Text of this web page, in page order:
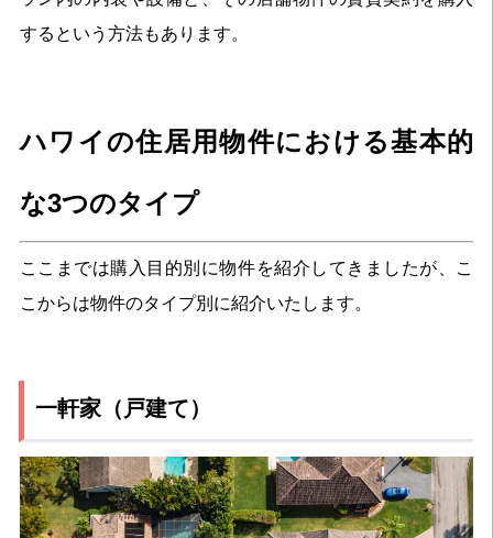
するという方法もあります。
ハワイの住居用物件における基本的
な3つのタイプ
ここまでは購入目的別に物件を紹介してきましたが、こ
こからは物件のタイプ別に紹介いたします。
一軒家（戸建て）